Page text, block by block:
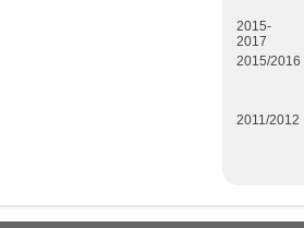
2015-
2017
2015/2016
2011/2012